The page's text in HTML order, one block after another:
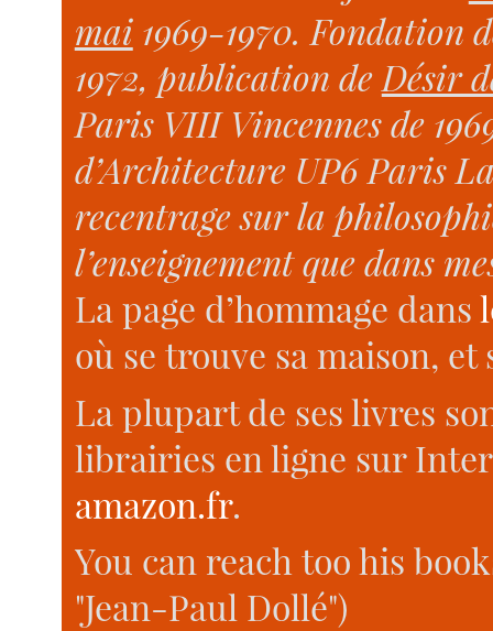
mai1969-1970. Fondation
1972, publication de Désir
Paris VIII Vincennes de
d’Architecture UP6 Paris
recentrage sur la
l’enseignement que dans
La page d’hommage dans
où se trouve sa maison, et
La plupart de ses livres
librairies en ligne sur
amazon.fr.
You can reach too his
"Jean-Paul Dollé")